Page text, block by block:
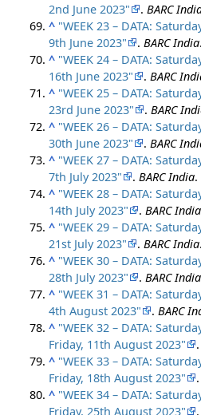
2nd June 2023"
. BARC
^ "WEEK 23 – DATA:
9th June 2023"
. BARC India.
^ "WEEK 24 – DATA:
16th June 2023"
. BARC
^ "WEEK 25 – DATA:
23rd June 2023"
. BARC
^ "WEEK 26 – DATA:
30th June 2023"
. BARC
^ "WEEK 27 – DATA:
7th July 2023"
. BARC India.
^ "WEEK 28 – DATA:
14th July 2023"
. BARC India
^ "WEEK 29 – DATA:
21st July 2023"
. BARC India.
^ "WEEK 30 – DATA:
28th July 2023"
. BARC India
^ "WEEK 31 – DATA:
4th August 2023"
. BARC
^ "WEEK 32 – DATA:
Friday, 11th August 2023"
.
^ "WEEK 33 – DATA:
Friday, 18th August 2023"
.
^ "WEEK 34 – DATA:
Friday, 25th August 2023"
.